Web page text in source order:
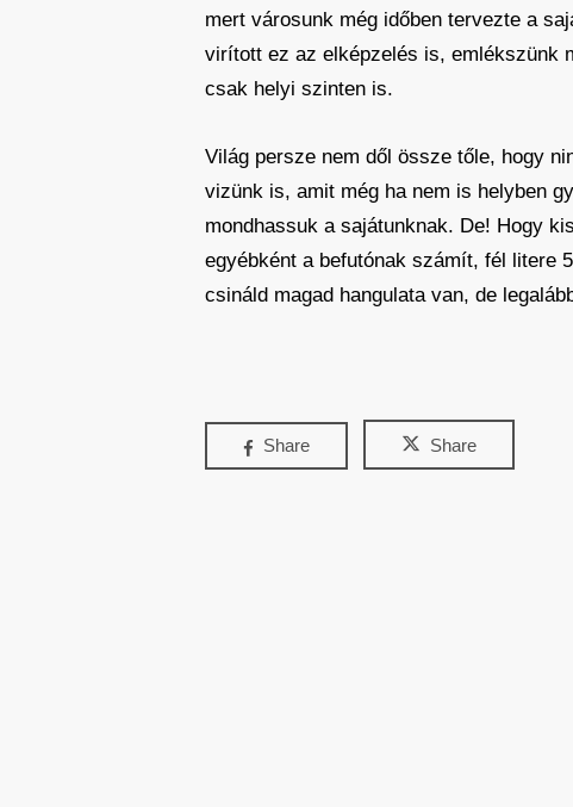
mert városunk még időben tervezte a
virított ez az elképzelés is, emlékszünk
csak helyi szinten is.
Világ persze nem dől össze tőle, hogy
vizünk is, amit még ha nem is helyben
mondhassuk a sajátunknak. De! Hogy
egyébként a befutónak számít, fél litere
csináld magad hangulata van, de
Share Share